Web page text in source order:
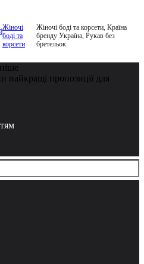
Жіночі
боді та
корсети
Жіночі боді та корсети, Країна
бренду Україна, Рукав без
бретельок
найкращі пропозиції для